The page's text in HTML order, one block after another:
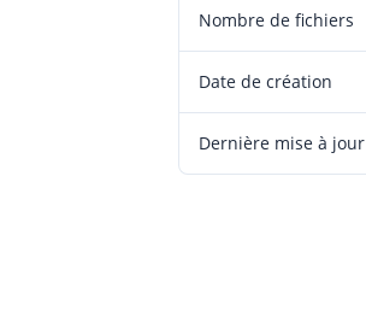
Nombre de fichiers
Date de création
Dernière mise à jour